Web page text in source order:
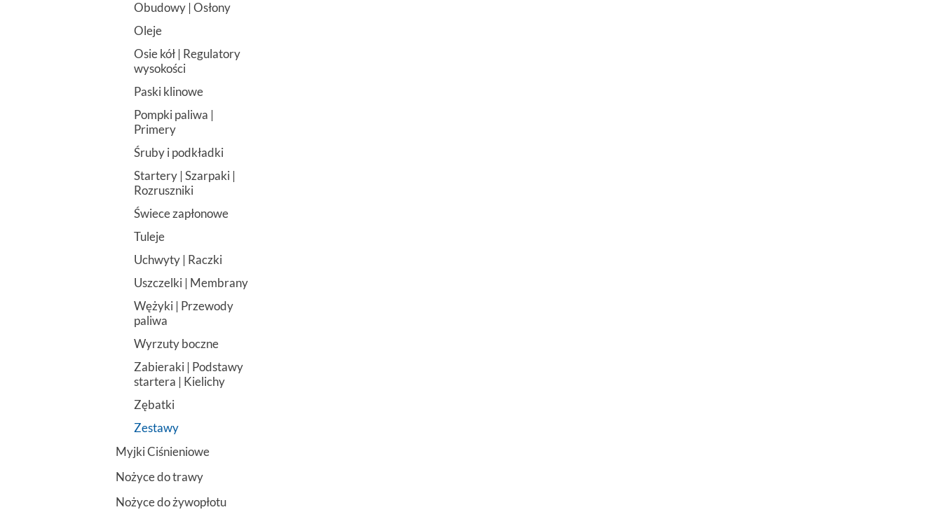
Obudowy | Osłony
Oleje
Osie kół | Regulatory
wysokości
Paski klinowe
Pompki paliwa |
Primery
Śruby i podkładki
Startery | Szarpaki |
Rozruszniki
Świece zapłonowe
Tuleje
Uchwyty | Raczki
Uszczelki | Membrany
Wężyki | Przewody
paliwa
Wyrzuty boczne
Zabieraki | Podstawy
startera | Kielichy
Zębatki
Zestawy
Myjki Ciśnieniowe
Nożyce do trawy
Nożyce do żywopłotu